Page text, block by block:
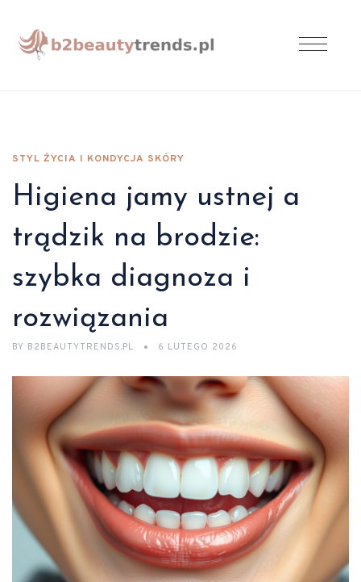
STYL ŻYCIA I KONDYCJA SKÓRY
Higiena jamy ustnej a
trądzik na brodzie:
szybka diagnoza i
rozwiązania
BY B2BEAUTYTRENDS.PL 6 LUTEGO 2026